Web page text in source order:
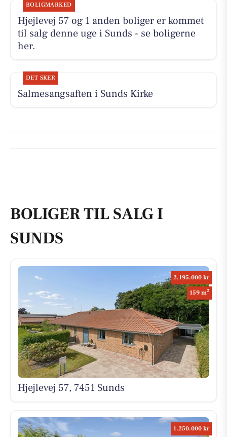
BOLIGMARKED
Hjejlevej 57 og 1 anden boliger er kommet
til salg denne uge i Sunds - se boligerne
her.
DET SKER
Salmesangsaften i Sunds Kirke
BOLIGER TIL SALG I
SUNDS
2.195.000 kr
159 m2
Hjejlevej 57, 7451 Sunds
1.250.000 kr